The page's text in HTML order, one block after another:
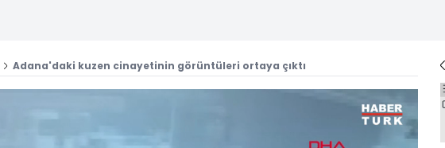
Adana'daki kuzen cinayetinin görüntüleri ortaya çıktı